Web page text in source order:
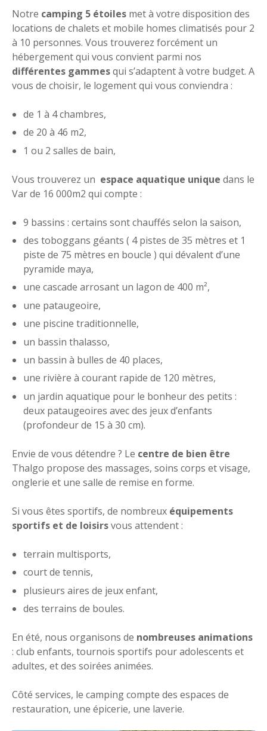
Notre camping 5 étoiles met à votre disposition des
locations de chalets et mobile homes climatisés pour 2
à 10 personnes. Vous trouverez forcément un
hébergement qui vous convient parmi nos
différentes gammesqui s’adaptent à votre budget. A
vous de choisir, le logement qui vous conviendra :
de 1 à 4 chambres,
de 20 à 46 m2,
1 ou 2 salles de bain,
Vous trouverez un espace aquatique unique dans le
Var de 16 000m2 qui compte :
9 bassins : certains sont chauffés selon la saison,
des toboggans géants ( 4 pistes de 35 mètres et 1
piste de 75 mètres en boucle ) qui dévalent d’une
pyramide maya,
une cascade arrosant un lagon de 400 m²,
une pataugeoire,
une piscine traditionnelle,
un bassin thalasso,
un bassin à bulles de 40 places,
une rivière à courant rapide de 120 mètres,
un jardin aquatique pour le bonheur des petits :
deux pataugeoires avec des jeux d’enfants
(profondeur de 15 à 30 cm).
Envie de vous détendre ? Le centre de bien être
Thalgo propose des massages, soins corps et visage,
onglerie et une salle de remise en forme.
Si vous êtes sportifs, de nombreux équipements
sportifs et de loisirsvous attendent :
terrain multisports,
court de tennis,
plusieurs aires de jeux enfant,
des terrains de boules.
En été, nous organisons de nombreuses animations
: club enfants, tournois sportifs pour adolescents et
adultes, et des soirées animées.
Côté services, le camping compte des espaces de
restauration, une épicerie, une laverie.